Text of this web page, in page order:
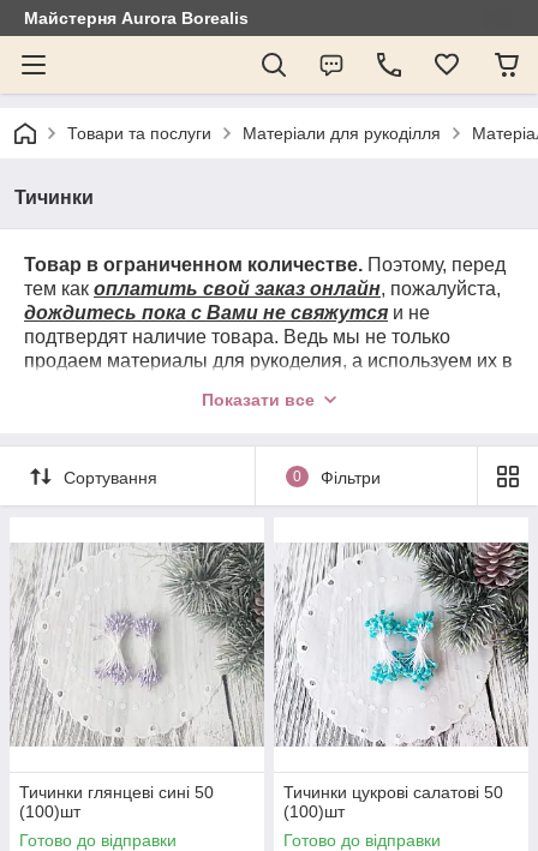
Майстерня Aurora Borealis
Товари та послуги Матеріали для рукоділля
Тичинки
Товар в ограниченном количестве. Поэтому, перед
тем как оплатить свой заказ онлайн, пожалуйста,
дождитесь пока с Вами не свяжутся и не
подтвердят наличие товара. Ведь мы не только
продаем материалы для рукоделия, а используем их в
(времени на перезвоны практически нет, не
ЕН и так далее и тому подобное) Перезваниваем в
крайнем случае!Опта нет! Работаем только по 100%
(уж слишком часто отправления не забираются с
почты, а оплачивать отправку в обе стороны нет
никакого желания). Если у Вас есть вопросы
задавайте их на
вайбер (только сообщения )+380
(73) 996-1-996, постараемся на них ответить.
Показати все
Сортування 0 Фільтри
Тичинки глянцеві сині 50
(100)шт
Готово до відправки
Тичинки цукрові салатові 50
(100)шт
Готово до відправки